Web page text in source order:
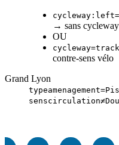
→ sans
OU
cycleway=track
contre-sens vélo
Grand Lyon